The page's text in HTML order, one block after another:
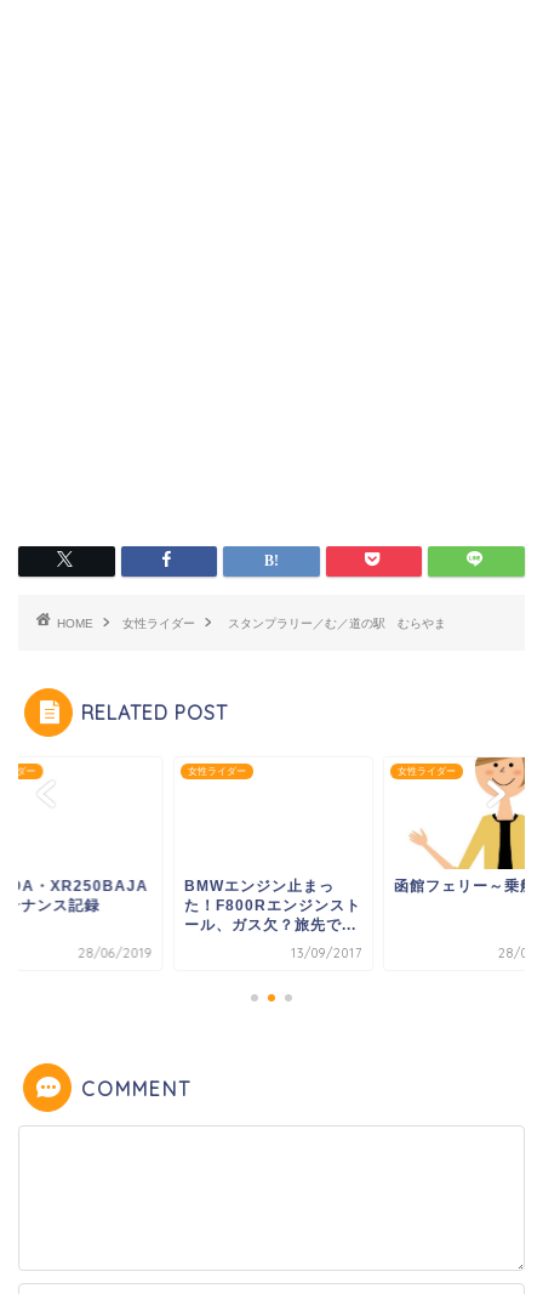
HOME 女性ライダー スタンプラリー／む／道の駅 むらやま
RELATED POST
イダー
・XR250BAJA
テナンス記録
28/06/2019
女性ライダー
BMWエンジン止まっ
た！F800Rエンジンスト
ール、ガス欠？旅先で...
13/09/2017
女性ライダー
函館フェリー～乗船
28/08/
COMMENT